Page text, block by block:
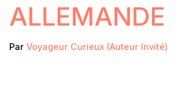
ALLEMANDE
Par Voyageur Curieux (Auteur Invité)